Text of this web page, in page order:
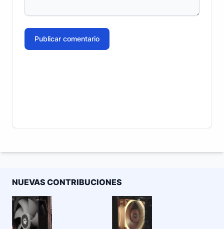
Publicar comentario
NUEVAS CONTRIBUCIONES